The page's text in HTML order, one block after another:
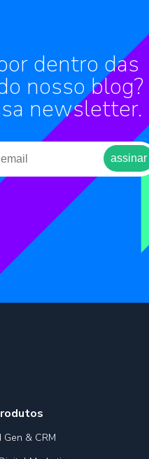
dentro das
nosso blog?
newsletter.
Gen & CRM